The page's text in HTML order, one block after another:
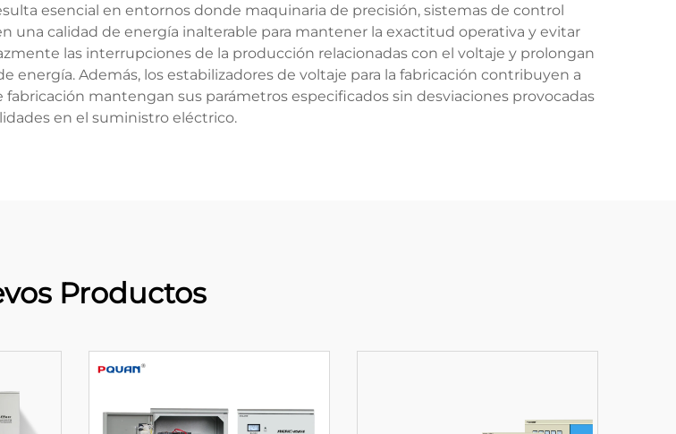
esencial en entornos donde maquinaria de precisión, sistemas de control
calidad de energía inalterable para mantener la exactitud operativa y evitar
las interrupciones de la producción relacionadas con el voltaje y prolongan
Además, los estabilizadores de voltaje para la fabricación contribuyen a
mantengan sus parámetros especificados sin desviaciones provocadas
en el suministro eléctrico.
Productos